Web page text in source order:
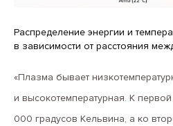
Распределение энергии и
в зависимости от расстояния
«Плазма бывает
и высокотемпературная. К
000 градусов Кельвина, а ко